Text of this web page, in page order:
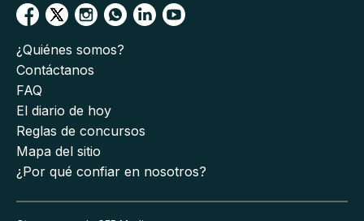
¿Quiénes somos?
Contáctanos
FAQ
El diario de hoy
Reglas de concursos
Mapa del sitio
¿Por qué confiar en nosotros?